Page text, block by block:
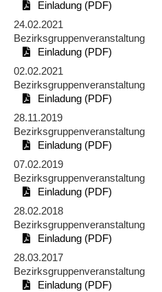
Einladung (PDF)
24.02.2021
Bezirksgruppenveranstaltung
Einladung (PDF)
02.02.2021
Bezirksgruppenveranstaltung
Einladung (PDF)
28.11.2019
Bezirksgruppenveranstaltung
Einladung (PDF)
07.02.2019
Bezirksgruppenveranstaltung
Einladung (PDF)
28.02.2018
Bezirksgruppenveranstaltung
Einladung (PDF)
28.03.2017
Bezirksgruppenveranstaltung
Einladung (PDF)